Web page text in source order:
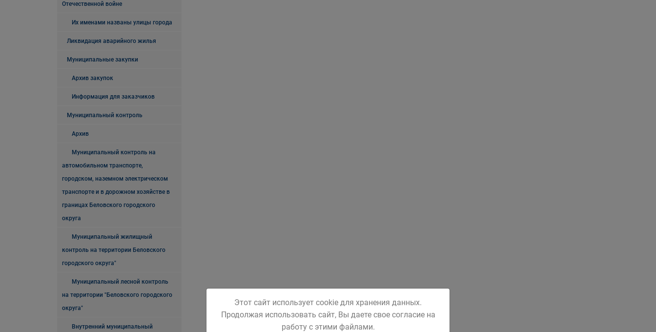
Отечественной войне
Их именами названы улицы города
Ликвидация аварийного жилья
Муниципальные закупки
Архив закупок
Информация для заказчиков
Муниципальный контроль
Архив
Муниципальный контроль на
автомобильном транспорте,
городском, наземном электрическом
транспорте и в дорожном хозяйстве в
границах Беловского городского
округа
Муниципальный жилищный
контроль на территории Беловского
городского округа"
Муниципальный лесной контроль
на территории "Беловского городского
округа"
Внутренний муниципальный
Этот сайт использует cookie для хранения данных.
Продолжая использовать сайт, Вы даете свое согласие на
работу с этими файлами.